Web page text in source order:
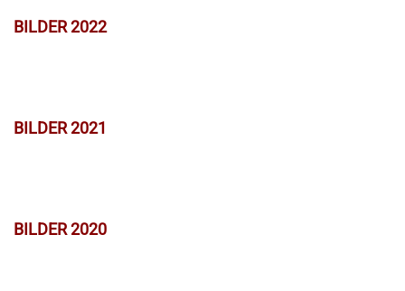
BILDER 2022
BILDER 2021
BILDER 2020